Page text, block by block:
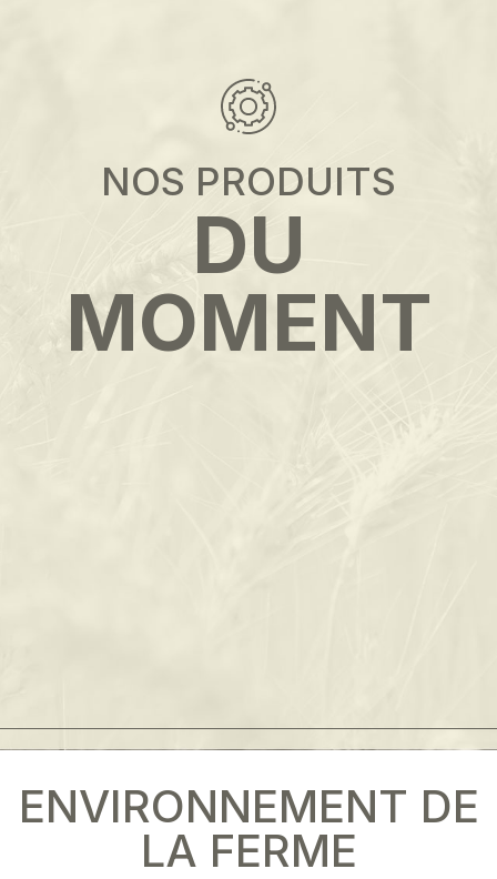
NOS PRODUITS
DU
MOMENT
ENVIRONNEMENT DE
LA FERME